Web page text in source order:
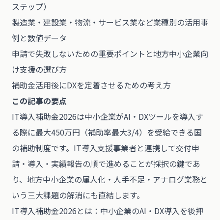
ステップ）
製造業・建設業・物流・サービス業など業種別の活用事
例と数値データ
申請で失敗しないための重要ポイントと地方中小企業向
け支援の選び方
補助金活用後にDXを定着させるための考え方
この記事の要点
IT導入補助金2026は中小企業がAI・DXツールを導入す
る際に最大450万円（補助率最大3/4）を受給できる国
の補助制度です。IT導入支援事業者と連携して交付申
請・導入・実績報告の順で進めることが採択の鍵であ
り、地方中小企業の属人化・人手不足・アナログ業務と
いう三大課題の解消にも直結します。
IT導入補助金2026とは：中小企業のAI・DX導入を後押